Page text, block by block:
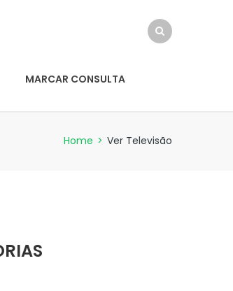
MARCAR CONSULTA
Home > Ver Televisão